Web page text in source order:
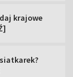
krajowe